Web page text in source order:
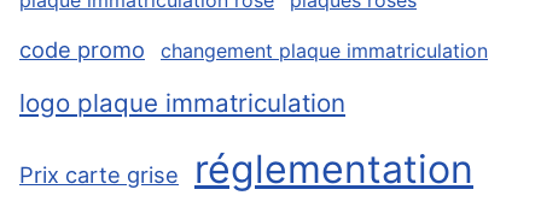
code promo changement plaque immatriculation
logo plaque immatriculation
Prix carte grise réglementation